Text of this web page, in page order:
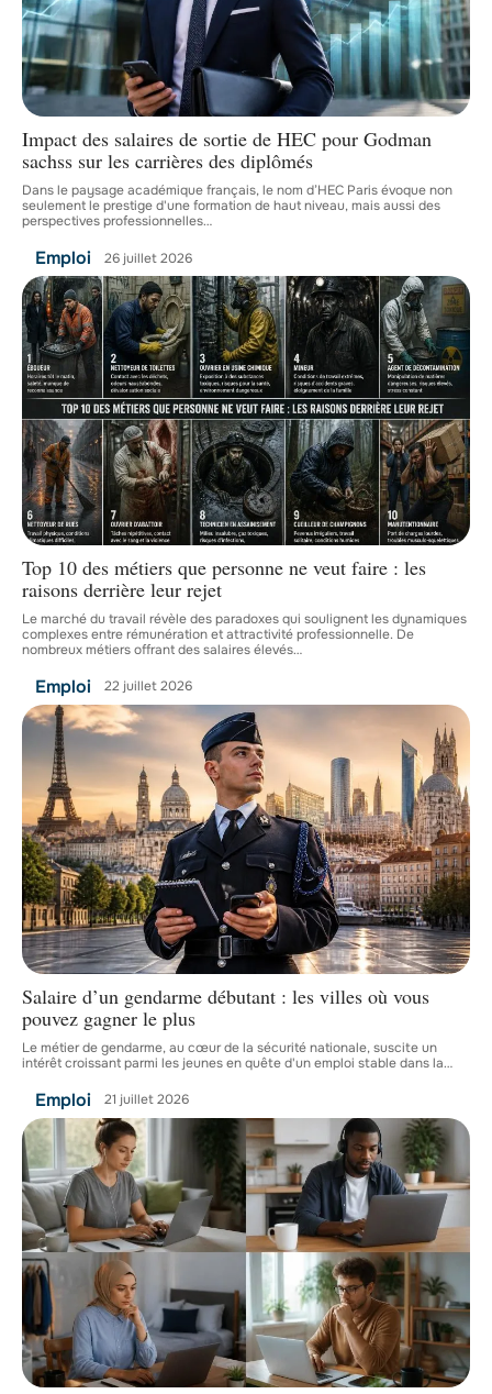
Impact des salaires de sortie de HEC pour Godman
sachss sur les carrières des diplômés
Dans le paysage académique français, le nom d’HEC Paris évoque non
seulement le prestige d'une formation de haut niveau, mais aussi des
perspectives professionnelles…
Emploi 26 juillet 2026
Top 10 des métiers que personne ne veut faire : les
raisons derrière leur rejet
Le marché du travail révèle des paradoxes qui soulignent les dynamiques
complexes entre rémunération et attractivité professionnelle. De
nombreux métiers offrant des salaires élevés…
Emploi 22 juillet 2026
Salaire d’un gendarme débutant : les villes où vous
pouvez gagner le plus
Le métier de gendarme, au cœur de la sécurité nationale, suscite un
intérêt croissant parmi les jeunes en quête d'un emploi stable dans la…
Emploi 21 juillet 2026